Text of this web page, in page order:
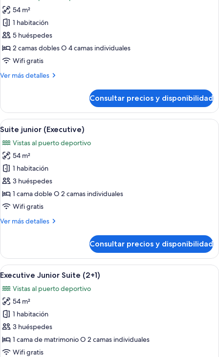
fotos
de
Communicated
Room
(3+2)
54 m²
1 habitación
5 huéspedes
2 camas dobles O 4 camas individuales
Wifi gratis
Ver más detalles
Más
Room
(3+2)
Consultar precios y disponibilidad
Abrir
todas
las
fotos
de
Suite
junior
(Executive)
Ropa de cama de alta calidad,
9
Suite junior (Executive)
Vistas al puerto deportivo
54 m²
1 habitación
3 huéspedes
1 cama doble O 2 camas individuales
Wifi gratis
Ver más detalles
Más
junior
(Executive)
Consultar precios y disponibilidad
Abrir
todas
las
fotos
de
Executive
Junior
Suite
Ropa de cama de alta calidad,
7
Executive Junior Suite (2+1)
Vistas al puerto deportivo
54 m²
1 habitación
3 huéspedes
1 cama de matrimonio O 2 camas individuales
Wifi gratis